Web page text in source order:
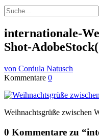
Suche
internationale-
Shot-
von Cordula Natusch
Kommentare 0
Weihnachtsgrüße zwischen
0 Kommentare zu “